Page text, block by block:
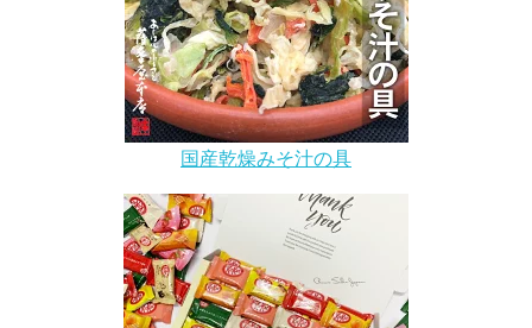
国産乾燥みそ汁の具